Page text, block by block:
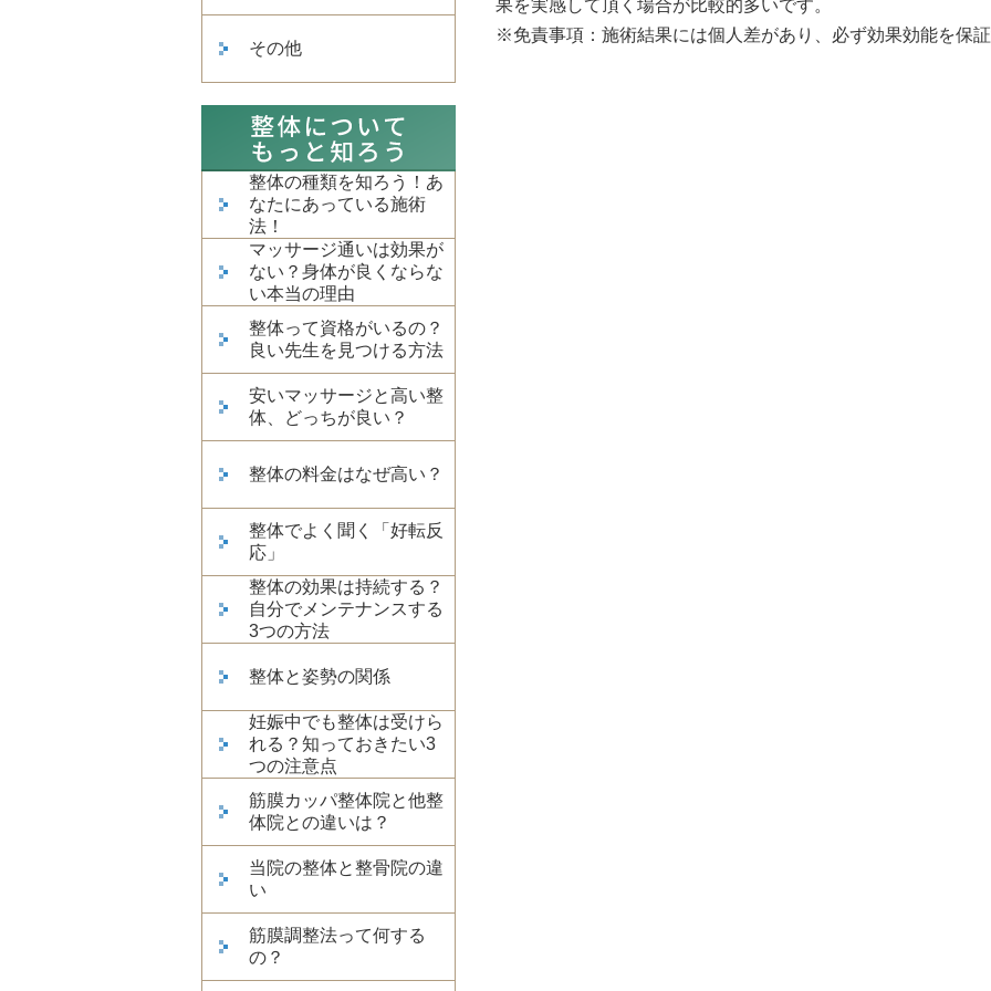
その他
整体の種類を知ろう！あ
なたにあっている施術
法！
マッサージ通いは効果が
ない？身体が良くならな
い本当の理由
整体って資格がいるの？
良い先生を見つける方法
安いマッサージと高い整
体、どっちが良い？
整体の料金はなぜ高い？
整体でよく聞く「好転反
応」
整体の効果は持続する？
自分でメンテナンスする
3つの方法
整体と姿勢の関係
妊娠中でも整体は受けら
れる？知っておきたい3
つの注意点
筋膜カッパ整体院と他整
体院との違いは？
当院の整体と整骨院の違
い
筋膜調整法って何する
の？
果を実感して頂く場合が比較的多いです。
※免責事項：施術結果には個人差があり、必ず効果効能を保